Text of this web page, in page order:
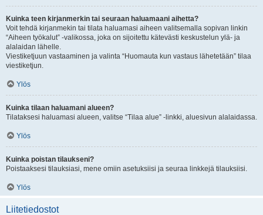
Kuinka teen kirjanmerkin tai seuraan haluamaani aihetta?
Voit tehdä kirjanmekin tai tilata haluamasi aiheen valitsemalla sopivan linkin
“Aiheen työkalut” -valikossa, joka on sijoitettu kätevästi keskustelun ylä- ja
alalaidan lähelle.
Viestiketjuun vastaaminen ja valinta “Huomauta kun vastaus lähetetään” tilaa
viestiketjun.
Ylös
Kuinka tilaan haluamani alueen?
Tilataksesi haluamasi alueen, valitse “Tilaa alue” -linkki, aluesivun alalaidassa.
Ylös
Kuinka poistan tilaukseni?
Poistaaksesi tilauksiasi, mene omiin asetuksiisi ja seuraa linkkejä tilauksiisi.
Ylös
Liitetiedostot